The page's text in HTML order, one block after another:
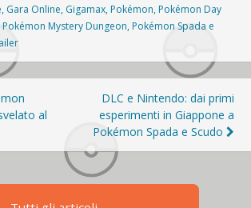
, Gara Online, Gigamax, Pokémon, Pokémon Day
Pokémon Mystery Dungeon, Pokémon Spada e
al
DLC e Nintendo: dai primi
esperimenti in Giappone a
Pokémon Spada e Scudo